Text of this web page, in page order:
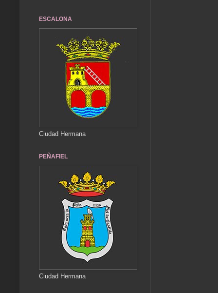
ESCALONA
Ciudad Hermana
PEÑAFIEL
Ciudad Hermana